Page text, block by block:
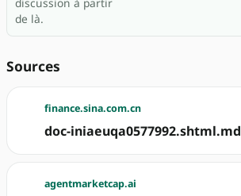
de là.
Sources
finance.sina.com.cn
doc-iniaeuqa0577992.shtml.md
agentmarketcap.ai